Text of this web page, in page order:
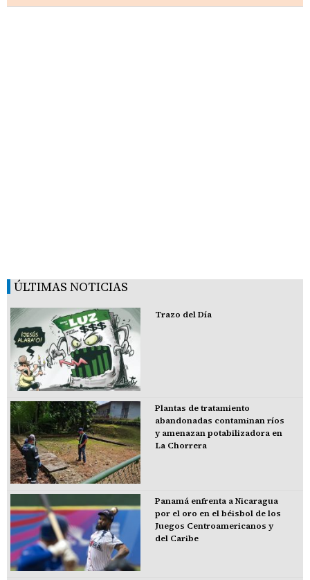
ÚLTIMAS NOTICIAS
Trazo del Día
Plantas de tratamiento
abandonadas contaminan ríos
y amenazan potabilizadora en
La Chorrera
Panamá enfrenta a Nicaragua
por el oro en el béisbol de los
Juegos Centroamericanos y
del Caribe